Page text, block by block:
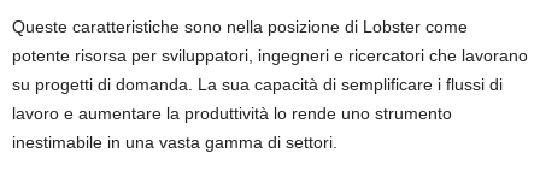
Queste caratteristiche sono nella posizione di Lobster come
potente risorsa per sviluppatori, ingegneri e ricercatori che lavorano
su progetti di domanda. La sua capacità di semplificare i flussi di
lavoro e aumentare la produttività lo rende uno strumento
inestimabile in una vasta gamma di settori.